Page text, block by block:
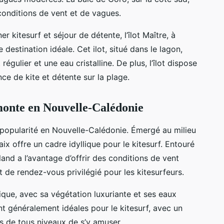
de vent et de vagues.
kitesurf et séjour de détente, l’îlot Maître, à
destination idéale. Cet ilot, situé dans le lagon,
et une eau cristalline. De plus, l’îlot dispose
de kite et détente sur la plage.
en Nouvelle-Calédonie
en Nouvelle-Calédonie. Émergé au milieu
offre un cadre idyllique pour le kitesurf. Entouré
a l’avantage d’offrir des conditions de vent
de rendez-vous privilégié pour les kitesurfeurs.
avec sa végétation luxuriante et ses eaux
généralement idéales pour le kitesurf, avec un
tous niveaux de s’y amuser.